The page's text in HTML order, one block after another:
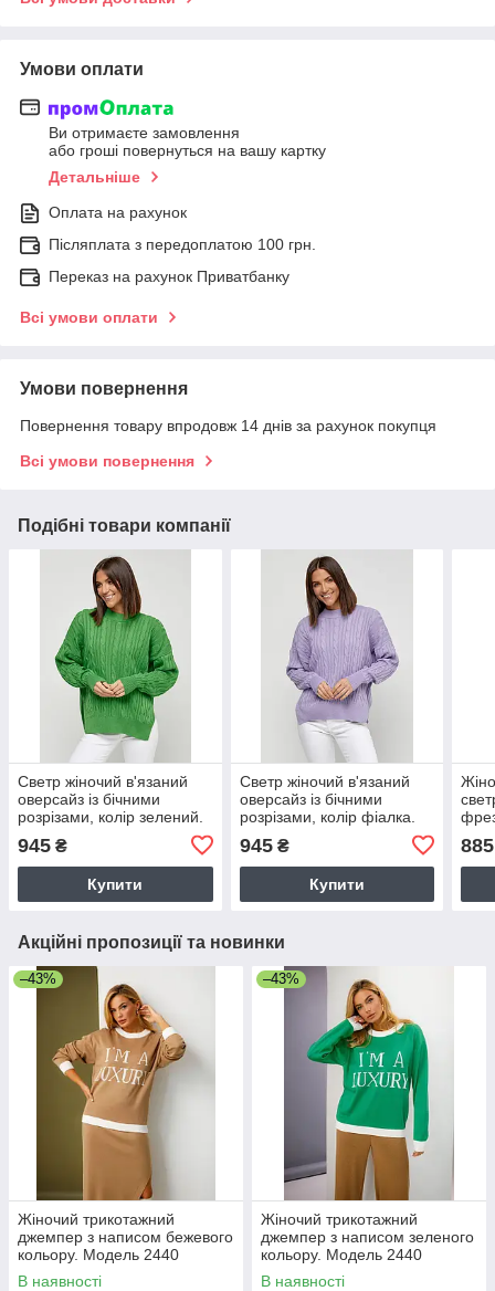
Умови оплати
Ви отримаєте замовлення
або гроші повернуться на вашу картку
Детальніше
Оплата на рахунок
Післяплата з передоплатою 100 грн.
Переказ на рахунок Приватбанку
Всі умови оплати
Умови повернення
Повернення товару впродовж 14 днів за рахунок покупця
Всі умови повернення
Подібні товари компанії
Светр жіночий в'язаний
оверсайз із бічними
розрізами, колір зелений.
945 ₴
Купити
Светр жіночий в'язаний
оверсайз із бічними
розрізами, колір фіалка.
945₴
Купити
885
Акційні пропозиції та новинки
–43%
Жіночий трикотажний
джемпер з написом бежевого
кольору. Модель 2440
Trikobakh
В наявності
–43%
Жіночий трикотажний
джемпер з написом зеленого
кольору. Модель 2440
Trikobakh
В наявності